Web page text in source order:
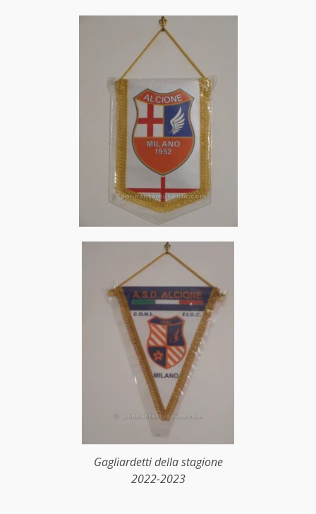
Gagliardetti della stagione
2022-2023